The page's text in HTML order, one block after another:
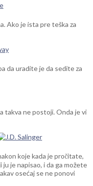
Ako je ista pre teška za
da uradite je da sedite za
takva ne postoji. Onda je vi
koje kada je pročitate,
je napisao, i da ga možete
osećaj se ne ponovi